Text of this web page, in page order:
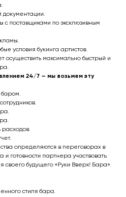
документации.
с поставщиками по эксклюзивным
условия букинга артистов.
осуществить максимально быстрый и
24/7 — мы возьмем эту
расходов.
определяются в переговорах в
и готовности партнера участвовать
своего будущего «Руки Вверх! Бара».
стиля бара.